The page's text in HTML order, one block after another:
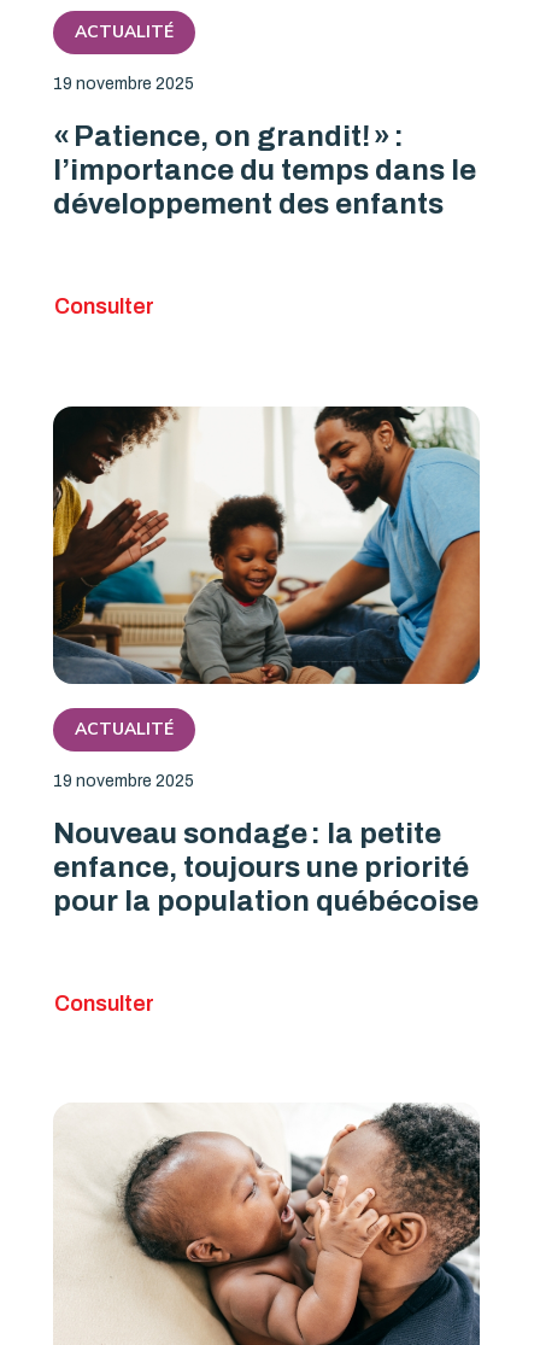
ACTUALITÉ
19 novembre 2025
« Patience, on grandit! » :
l’importance du temps dans le
développement des enfants
Consulter
ACTUALITÉ
19 novembre 2025
Nouveau sondage : la petite
enfance, toujours une priorité
pour la population québécoise
Consulter